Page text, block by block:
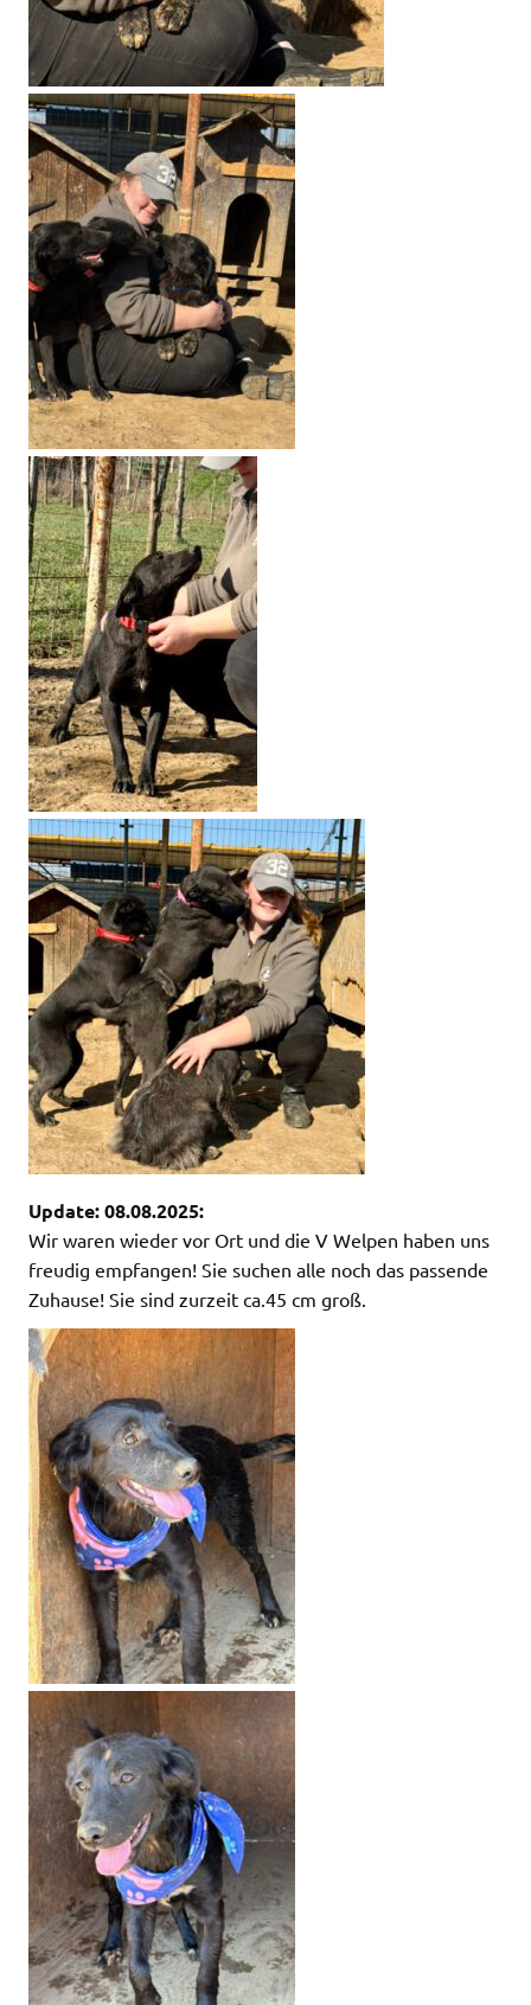
Update: 08.08.2025:
Wir waren wieder vor Ort und die V Welpen haben uns
freudig empfangen! Sie suchen alle noch das passende
Zuhause! Sie sind zurzeit ca.45 cm groß.